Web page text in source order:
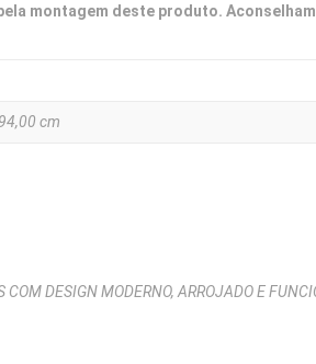
montagem deste produto.
cm
COM DESIGN MODERNO, ARROJADO E